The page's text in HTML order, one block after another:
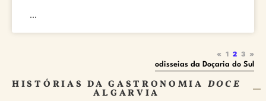
...
« 1 2 3 »
odisseias da Doçaria do Sul
HISTÓRIAS DA GASTRONOMIA DOCE
ALGARVIA